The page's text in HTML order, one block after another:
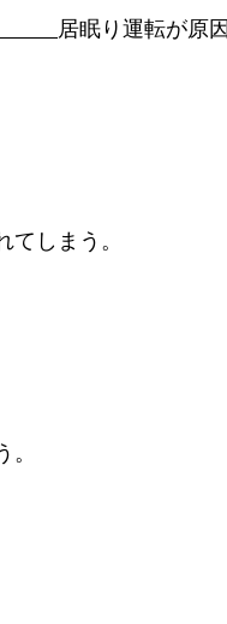
居眠り運転が原
てしまう。